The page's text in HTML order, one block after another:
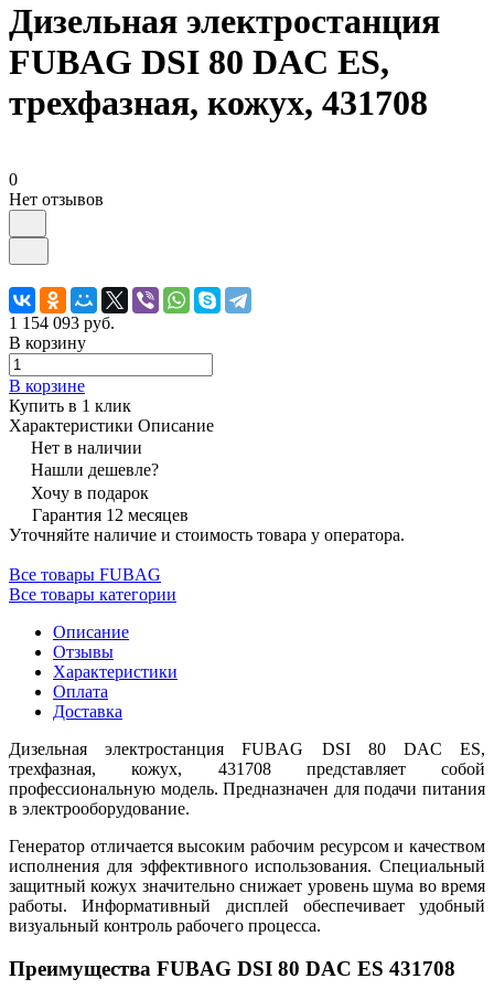
Дизельная электростанция
FUBAG DSI 80 DAC ES,
трехфазная, кожух, 431708
0
Нет отзывов
1 154 093 руб.
В корзину
В корзине
Купить в 1 клик
Характеристики Описание
Нет в наличии
Нашли дешевле?
Хочу в подарок
Гарантия 12 месяцев
Уточняйте наличие и стоимость товара у оператора.
Все товары FUBAG
Все товары категории
Описание
Отзывы
Характеристики
Оплата
Доставка
Дизельная электростанция FUBAG DSI 80 DAC ES,
трехфазная, кожух, 431708 представляет собой
профессиональную модель. Предназначен для подачи питания
в электрооборудование.
Генератор отличается высоким рабочим ресурсом и качеством
исполнения для эффективного использования. Специальный
защитный кожух значительно снижает уровень шума во время
работы. Информативный дисплей обеспечивает удобный
визуальный контроль рабочего процесса.
Преимущества FUBAG DSI 80 DAC ES 431708